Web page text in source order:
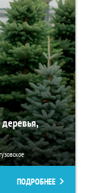
ПОДРОБНЕЕ